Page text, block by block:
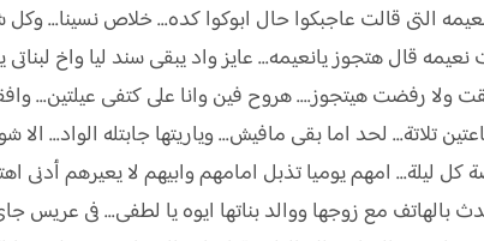
التى قالت عاجبكوا حال ابوكوا كده... خلاص نسينا... وكل
قال هتجوز يانعيمه... عايز واد يبقى سند ليا واخ
ولا رفضت هيتجوز.... هروح فين وانا على كتفى عيلتين...
تلاتة... لحد اما بقى مافيش... وياريتها جابتله الواد...
ليلة... امهم يوميا تذبل امامهم وابيهم لا يعيرهم أدنى
بالهاتف مع زوجها ووالد بناتها ايوه يا لطفى... فى عريس